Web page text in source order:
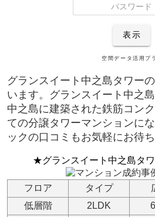
グランスイート中之島タワー
います。グランスイート中之
中之島に建築された鉄筋コン
ての分譲タワーマンションに
ックの口コミもお気軽にお待
★グランスイート中之島
フロア タイプ
低層階
2LDK